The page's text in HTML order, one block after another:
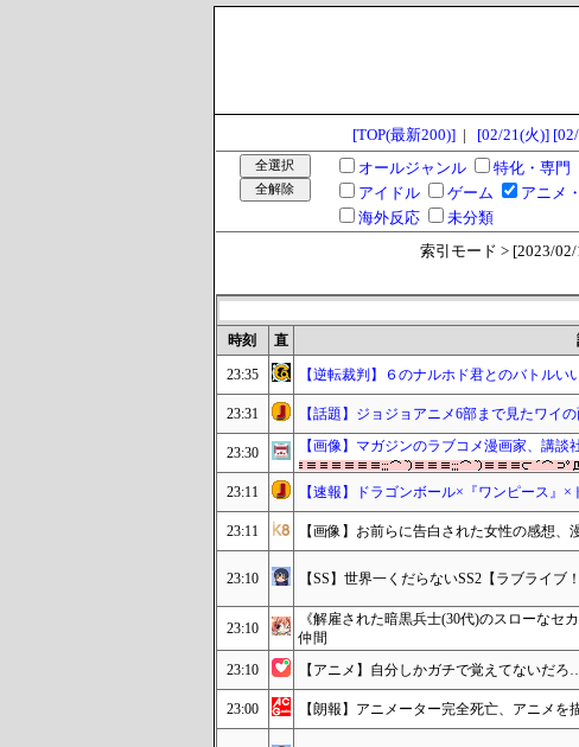
[TOP(最新200)]| [02/21(火)]
オールジャンル
特化・専門
アイドル
ゲーム アニメ
海外反応
未分類
索引モード > [2023/
時刻
直
23:35 【逆転裁判】６のナルホド君とのバトルい
23:31 【話題】ジョジョアニメ6部まで見たワイ
23:30 【画像】マガジンのラブコメ漫画家、講談
23:11 【速報】ドラゴンボール×『ワンピース』
23:11 【画像】お前らに告白された女性の感想、
23:10 【SS】世界一くだらないSS2【ラブライブ！
23:10
《解雇された暗黒兵士(30代)のスローなセ
仲間
23:10 【アニメ】自分しかガチで覚えてないだ
23:00 【朗報】アニメーター完全死亡、アニメを